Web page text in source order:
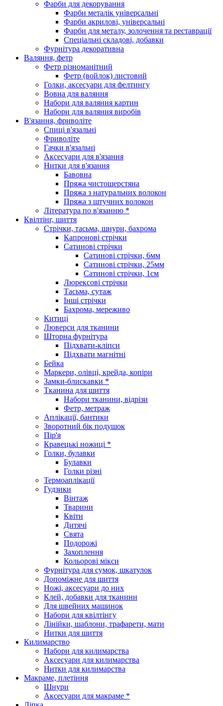
Фарби для декорування
Фарби металік універсальні
Фарби акрилові, універсальні
Фарби для металу, золочення та реставрації
Спеціальні складові, добавки
Фурнітура декоративна
Валяння, фетр
Фетр різноманітний
Фетр (войлок) листовий
Голки, аксесуари для фелтингу
Вовна для валяння
Набори для валяння картин
Набори для валяння виробів
В'язання, фриволіте
Спиці в'язальні
Фриволіте
Гачки в'язальні
Аксесуари для в'язання
Нитки для в'язання
Бавовна
Пряжа чистошерстяна
Пряжа з натуральних волокон
Пряжа з штучних волокон
Література по в'язанню *
Квілтінг, шиття
Стрічки, тасьма, шнури, бахрома
Капронові стрічки
Сатинові стрічки
Сатинові стрічки, 6мм
Сатинові стрічки, 25мм
Сатинові стрічки, 1см
Люрексові стрічки
Тасьма, сутаж
Інші стрічки
Бахрома, мереживо
Китиці
Люверси для тканини
Шторна фурнітура
Підхвати-кліпси
Підхвати магнітні
Бейка
Маркери, олівці, крейда, копіри
Замки-блискавки *
Тканина для шиття
Набори тканини, відрізи
Фетр, метраж
Аплікації, бантики
Зворотний бік подушок
Пір'я
Кравецькі ножиці *
Голки, булавки
Булавки
Голки різні
Термоаплікації
Гудзики
Вінтаж
Тварини
Квіти
Дитячі
Свята
Подорожі
Захоплення
Кольорові мікси
Фурнітура для сумок, шкатулок
Допоміжне для шиття
Ножі, аксесуари до них
Клей, добавки для тканини
Для швейних машинок
Набори для квілтінгу
Лінійки, шаблони, трафарети, мати
Нитки для шиття
Килимарство
Набори для килимарства
Аксесуари для килимарства
Нитки для килимарства
Макраме, плетіння
Шнури
Аксесуари для макраме *